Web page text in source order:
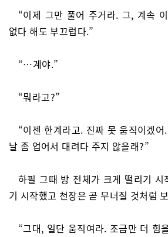
“이제 그만 풀어 주거라. 그, 계속
없다 해도 부끄럽다.”
“…계야.”
“뭐라고?”
“이젠 한계라고. 진짜 못 움직이겠
날 좀 업어서 대려다 주지 않을래?”
하필 그때 방 전체가 크게 떨리기 시
기 시작했고 천장은 곧 무너질 것처럼
“그대, 일단 움직여라. 조금만 더 힘